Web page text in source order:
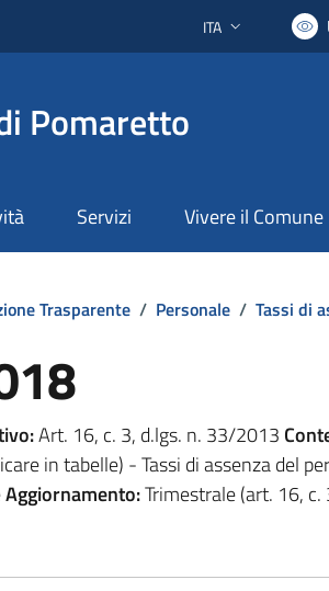
Lingua attiva:
ITA
Pomaretto
Servizi Vivere il Comune
Trasparente / Personale / Tassi di
Art. 16, c. 3, d.lgs. n. 33/2013
in tabelle) - Tassi di assenza del
Aggiornamento:Trimestrale (art. 16,